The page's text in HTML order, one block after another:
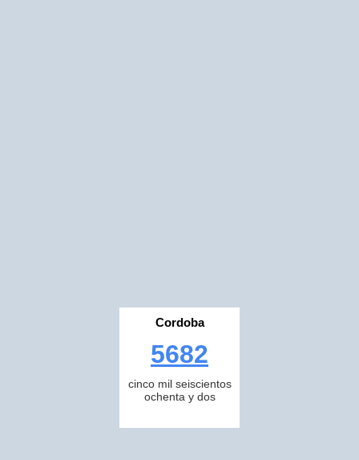
Cordoba
5682
cinco mil seiscientos
ochenta y dos